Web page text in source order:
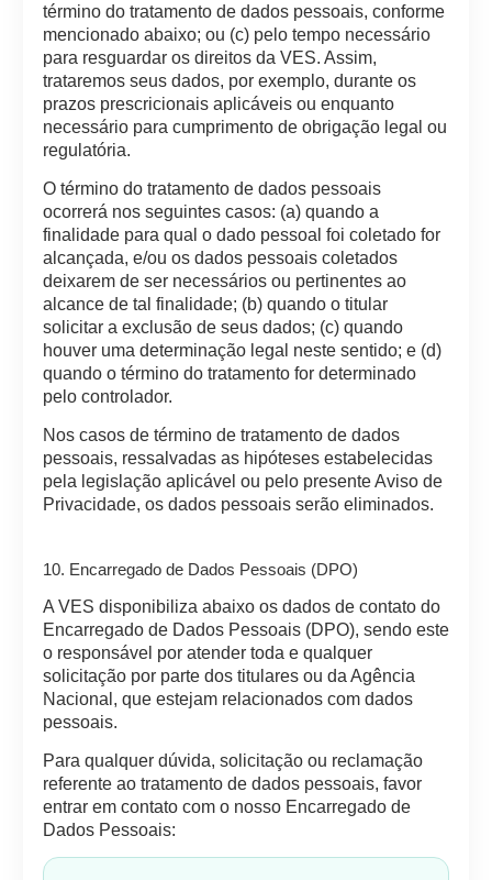
término do tratamento de dados pessoais, conforme
mencionado abaixo; ou (c) pelo tempo necessário
para resguardar os direitos da VES. Assim,
trataremos seus dados, por exemplo, durante os
prazos prescricionais aplicáveis ou enquanto
necessário para cumprimento de obrigação legal ou
regulatória.
O término do tratamento de dados pessoais
ocorrerá nos seguintes casos: (a) quando a
finalidade para qual o dado pessoal foi coletado for
alcançada, e/ou os dados pessoais coletados
deixarem de ser necessários ou pertinentes ao
alcance de tal finalidade; (b) quando o titular
solicitar a exclusão de seus dados; (c) quando
houver uma determinação legal neste sentido; e (d)
quando o término do tratamento for determinado
pelo controlador.
Nos casos de término de tratamento de dados
pessoais, ressalvadas as hipóteses estabelecidas
pela legislação aplicável ou pelo presente Aviso de
Privacidade, os dados pessoais serão eliminados.
10. Encarregado de Dados Pessoais (DPO)
A VES disponibiliza abaixo os dados de contato do
Encarregado de Dados Pessoais (DPO), sendo este
o responsável por atender toda e qualquer
solicitação por parte dos titulares ou da Agência
Nacional, que estejam relacionados com dados
pessoais.
Para qualquer dúvida, solicitação ou reclamação
referente ao tratamento de dados pessoais, favor
entrar em contato com o nosso Encarregado de
Dados Pessoais: